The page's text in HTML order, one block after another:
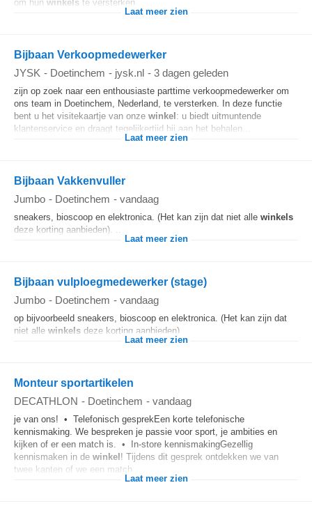
om hun winkels te versterken...
Laat meer zien
Bijbaan Verkoopmedewerker
JYSK - Doetinchem - jysk.nl - 3 dagen geleden
zijn op zoek naar een enthousiaste parttime verkoopmedewerker om
ons team in Doetinchem, Nederland, te versterken. In deze functie
bent u het visitekaartje van onze winkel: u biedt uitmuntende
klantenservice en draagt tegelijkertijd bij aan het behalen...
Laat meer zien
Bijbaan Vakkenvuller
Jumbo - Doetinchem - vandaag
sneakers, bioscoop en elektronica. (Het kan zijn dat niet alle winkels
deze korting aanbieden). ...
Laat meer zien
Bijbaan vulploegmedewerker (stage)
Jumbo - Doetinchem - vandaag
op bijvoorbeeld sneakers, bioscoop en elektronica. (Het kan zijn dat
niet alle winkels deze korting aanbieden).
Laat meer zien
Monteur sportartikelen
DECATHLON - Doetinchem - vandaag
je van ons! • Telefonisch gesprekEen korte telefonische
kennismaking. We bespreken je passie voor sport, je ambities en
kijken of er een match is. • In-store kennismakingGezellig
kennismaken in de winkel ! Tijdens dit gesprek ontdekken we van
twee kanten of we een match...
Laat meer zien